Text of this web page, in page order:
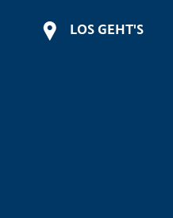
LOS GEHT'S